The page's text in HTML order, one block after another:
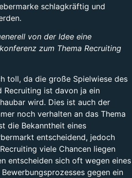
schlagkräftig und
von der Idee eine
zum Thema Recruiting
toll, da die große Spielwiese des
Recruiting ist davon ja ein
wird. Dies ist auch der
noch verhalten an das Thema
die Bekanntheit eines
entscheidend, jedoch
viele Chancen liegen
entscheiden sich oft wegen eines
gegen ein